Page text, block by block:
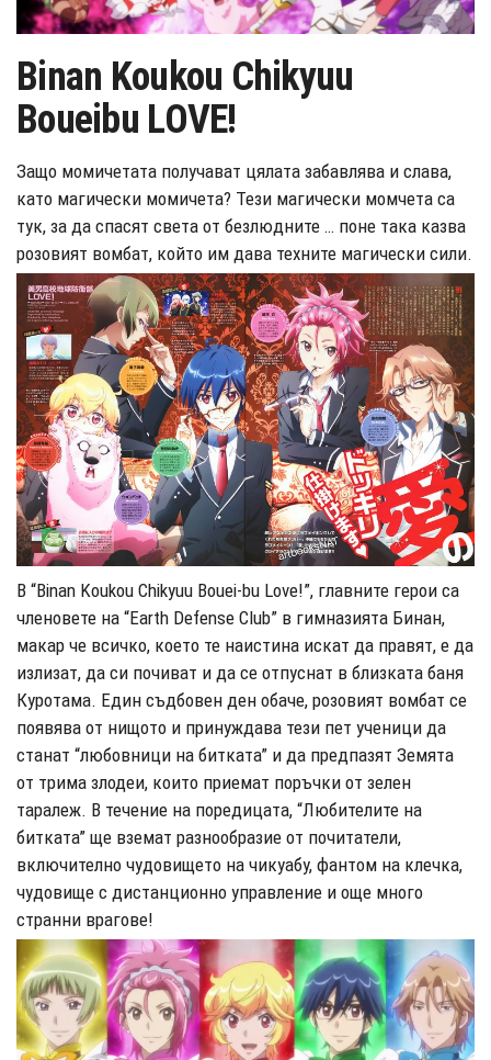
Binan Koukou Chikyuu
Boueibu LOVE!
Защо момичетата получават цялата забавлява и слава,
като магически момичета? Тези магически момчета са
тук, за да спасят света от безлюдните … поне така казва
розовият вомбат, който им дава техните магически сили.
В “Binan Koukou Chikyuu Bouei-bu Love!”, главните герои са
членовете на “Earth Defense Club” в гимназията Бинан,
макар че всичко, което те наистина искат да правят, е да
излизат, да си почиват и да се отпуснат в близката баня
Куротама. Един съдбовен ден обаче, розовият вомбат се
появява от нищото и принуждава тези пет ученици да
станат “любовници на битката” и да предпазят Земята
от трима злодеи, които приемат поръчки от зелен
таралеж. В течение на поредицата, “Любителите на
битката” ще вземат разнообразие от почитатели,
включително чудовището на чикуабу, фантом на клечка,
чудовище с дистанционно управление и още много
странни врагове!